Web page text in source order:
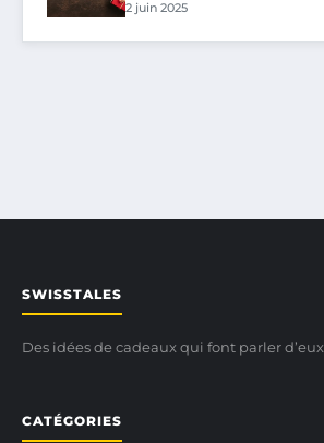
2 juin 2025
SWISSTALES
Des idées de cadeaux qui font parler d’eux
CATÉGORIES